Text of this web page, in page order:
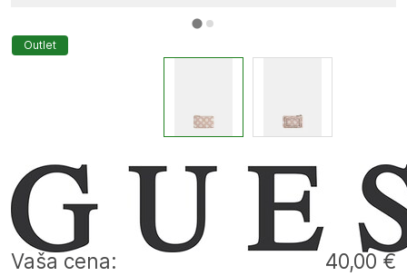
Outlet
Vaša cena: 40,00 €